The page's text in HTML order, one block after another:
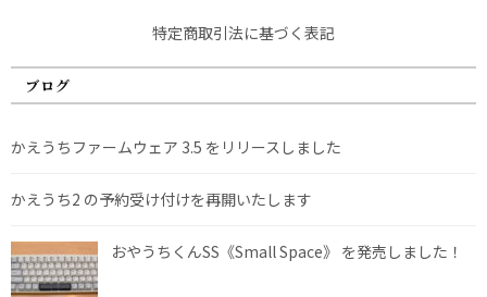
特定商取引法に基づく表記
ブログ
かえうちファームウェア 3.5 をリリースしました
かえうち2 の予約受け付けを再開いたします
おやうちくんSS《Small Space》 を発売しました！